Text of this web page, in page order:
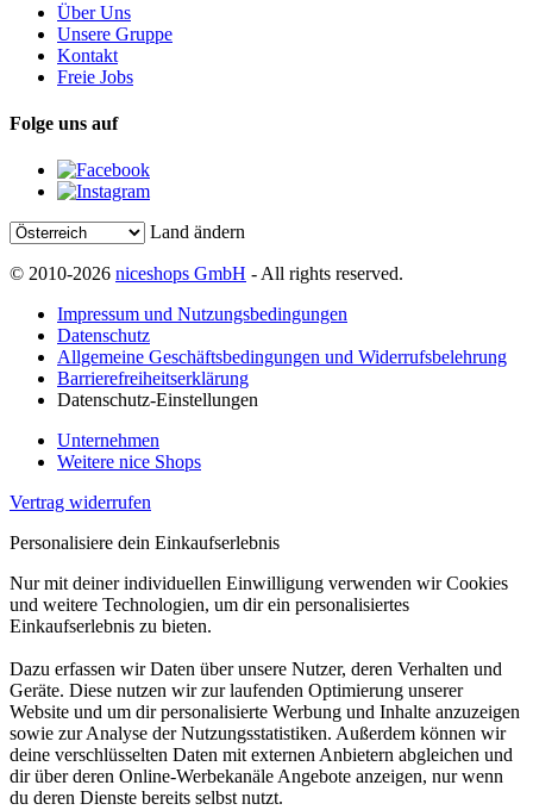
Über Uns
Unsere Gruppe
Kontakt
Freie Jobs
Folge uns auf
Land ändern
© 2010-2026 niceshops GmbH - All rights reserved.
Impressum und Nutzungsbedingungen
Datenschutz
Allgemeine Geschäftsbedingungen und Widerrufsbelehrung
Barrierefreiheitserklärung
Datenschutz-Einstellungen
Unternehmen
Weitere nice Shops
Vertrag widerrufen
Personalisiere dein Einkaufserlebnis
Nur mit deiner individuellen Einwilligung verwenden wir Cookies
und weitere Technologien, um dir ein personalisiertes
Einkaufserlebnis zu bieten.
Dazu erfassen wir Daten über unsere Nutzer, deren Verhalten und
Geräte. Diese nutzen wir zur laufenden Optimierung unserer
Website und um dir personalisierte Werbung und Inhalte anzuzeigen
sowie zur Analyse der Nutzungsstatistiken. Außerdem können wir
deine verschlüsselten Daten mit externen Anbietern abgleichen und
dir über deren Online-Werbekanäle Angebote anzeigen, nur wenn
du deren Dienste bereits selbst nutzt.